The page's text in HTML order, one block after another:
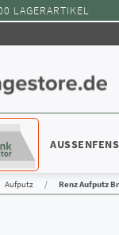
LAGERARTIKEL
Aufputz Renz Aufputz